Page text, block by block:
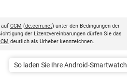
auf CCM (de.ccm.net) unter den Bedingungen der
der Lizenzvereinbarungen dürfen Sie das
deutlich als Urheber kennzeichnen.
So laden Sie Ihre Android-Smartwatch